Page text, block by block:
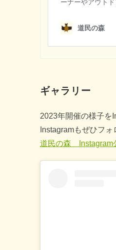
ギャラリー
2023年開催の様子を
Instagramもぜひフォ
道民の森 Instagram